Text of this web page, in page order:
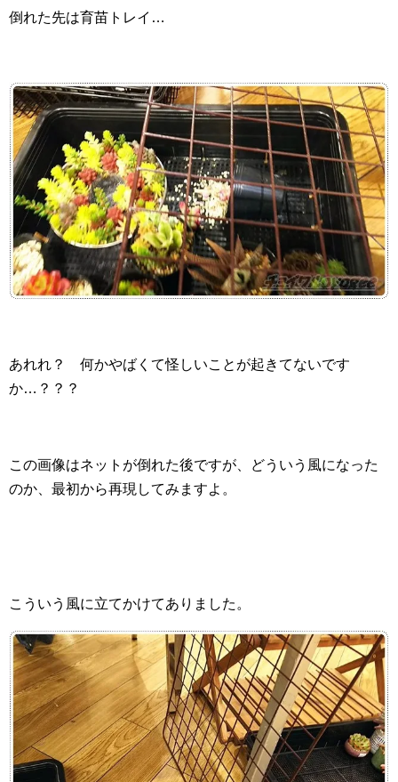
倒れた先は育苗トレイ…
あれれ？ 何かやばくて怪しいことが起きてないです
か…？？？
この画像はネットが倒れた後ですが、どういう風になった
のか、最初から再現してみますよ。
こういう風に立てかけてありました。